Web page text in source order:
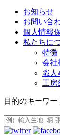
お知らせ
お問い合
個人情報
私たちに
特徴
会社
職人
工房
目的のキーワー